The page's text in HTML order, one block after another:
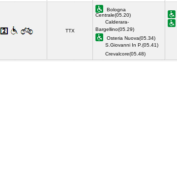
TTX
Bologna
Centrale(05.20)
Calderara-
Bargellino(05.29)
Osteria Nuova(05.34)
S.Giovanni In P.(05.41)
Crevalcore(05.48)